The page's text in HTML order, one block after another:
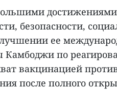
безопасности,
ее
Камбоджи по
вакцинацией
после полного